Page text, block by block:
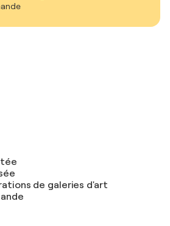
de galeries d'art